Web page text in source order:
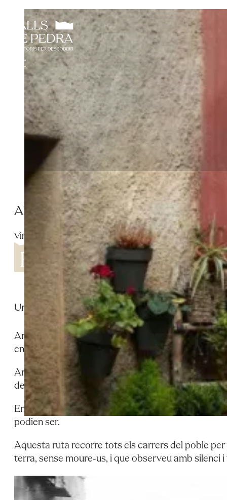
ABANS I ARA
Vinaixa
Una ruta per Vinaixa que permet reviure records
Amb el pas del temps, la memòria disminueix i,
encara més si es fa amb les generacions
Amb els anys les coses han canviat. Vinaixa
de la qualitat de vida i del benestar. La idea no és
En aquesta ocasió podreu generar records a
podien ser.
Aquesta ruta recorre tots els carrers del poble per
terra, sense moure-us, i que observeu amb silenci